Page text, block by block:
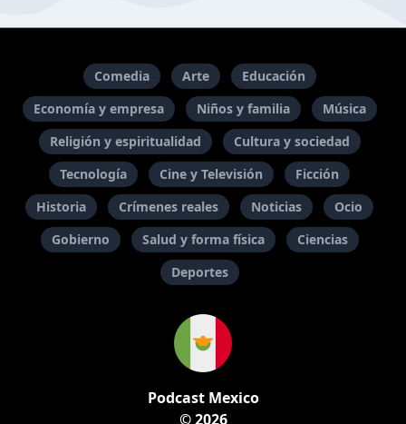
Comedia Arte
Educación
Economía y empresa
Niños y familia
Música
Religión y espiritualidad
Cultura y sociedad
Tecnología
Cine y Televisión
Ficción
Historia
Crímenes reales Noticias
Ocio
Gobierno
Salud y forma física
Ciencias
Deportes
Podcast Mexico
© 2026